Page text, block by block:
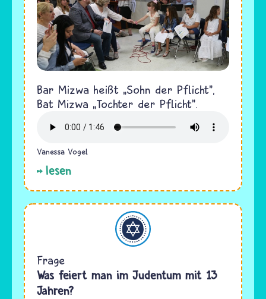
Bar Mizwa heißt „Sohn der Pflicht",
Bat Mizwa „Tochter der Pflicht".
Vanessa Vogel
lesen
Judentum
Frage
Was feiert man im Judentum mit 13
Jahren?